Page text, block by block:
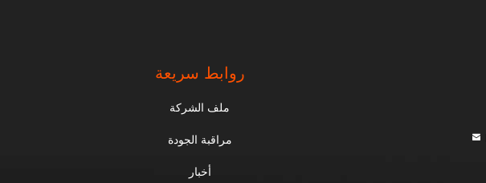
روابط سريعة
ملف الشركة
مراقبة الجودة
أخبار